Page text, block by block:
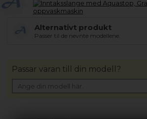
Alternativt produkt
Passer til de nevnte modellene.
Passar varan till din modell?